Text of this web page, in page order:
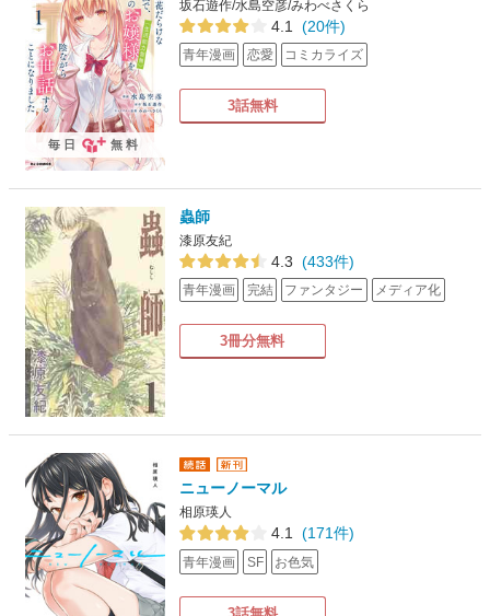
坂石遊作/水島空彦/みわべさくら
4.1 (20件)
青年漫画 恋愛 コミカライズ
3話無料
毎日 無料
蟲師
漆原友紀
4.3 (433件)
青年漫画 完結 ファンタジー メディア化
3冊分無料
ニューノーマル
相原瑛人
4.1 (171件)
青年漫画 SF お色気